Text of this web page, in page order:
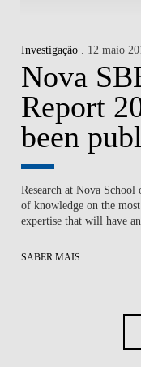
Investigação . 12 maio
Nova
Report
been
Research at Nova
of knowledge on the
expertise that will have
SABER MAIS